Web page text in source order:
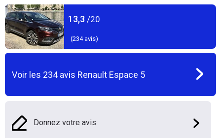
13,3 /20
(234avis)
Voir les 234avis Renault Espace 5
Donnez votre avis